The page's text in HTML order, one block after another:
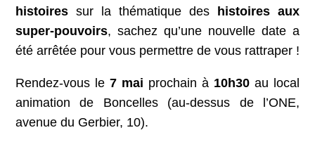
histoires sur la thématique des
histoires aux
super-pouvoirs, sachez qu’une nouvelle date a
été arrêtée pour vous permettre de vous rattraper !
Rendez-vous le 7 mai prochain à 10h30 au local
animation de Boncelles (au-dessus de l’ONE,
avenue du Gerbier, 10).